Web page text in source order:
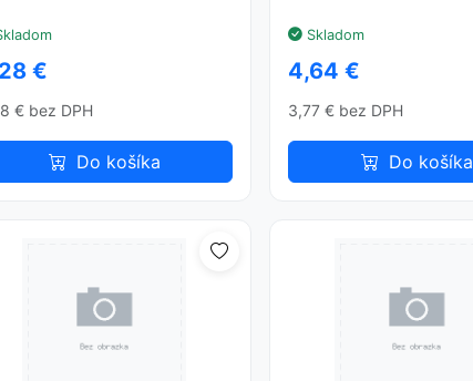
€
€ bez DPH
Do košíka
Skladom
4,64 €
3,77 € bez DPH
Do košíka